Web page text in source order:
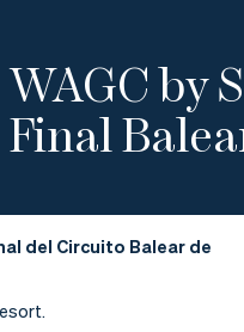
WAGC by
Final
del Circuito Balear de